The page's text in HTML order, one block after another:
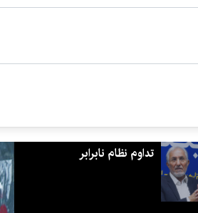
تداوم نظام نابرابر